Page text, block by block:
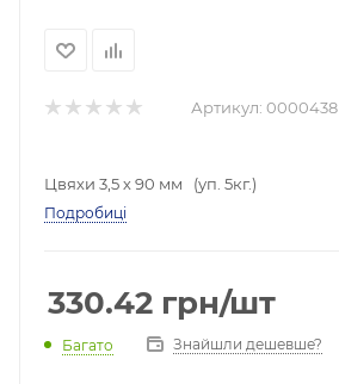
Артикул: 0000438
Цвяхи 3,5 х 90 мм (уп. 5кг.)
Подробиці
330.42 грн/шт
Багато Знайшли дешевше?